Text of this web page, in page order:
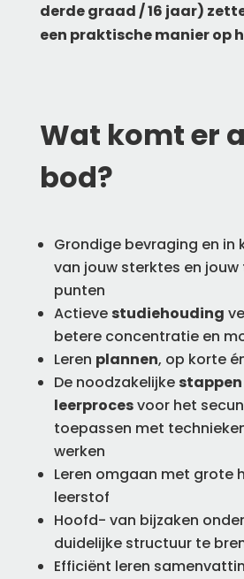
derde graad / 16 jaar)
een praktische manier op
Wat komt er
bod?
Grondige bevraging en in
van jouw sterktes en
punten
Actieve studiehouding
betere concentratie en
Leren plannen, op korte
De noodzakelijke
leerprocesvoor het
toepassen met
werken
Leren omgaan met grote
leerstof
Hoofd- van bijzaken
duidelijke structuur te
Efficiënt leren